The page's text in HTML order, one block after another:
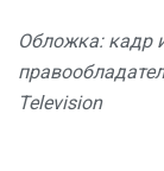
Обложка: кадр
Television